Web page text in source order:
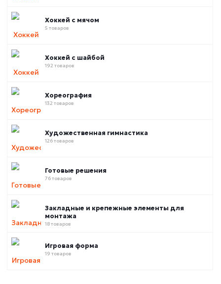
Хоккей с мячом
5 товаров
Хоккей с шайбой
192 товаров
Хореография
132 товаров
Художественная гимнастика
126 товаров
Готовые решения
76 товаров
Закладные и крепежные элементы для
монтажа
18 товаров
Игровая форма
19 товаров